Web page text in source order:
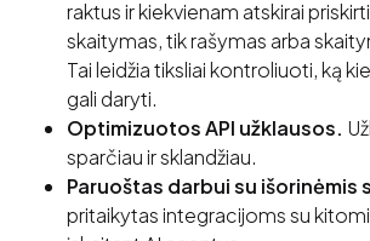
raktus ir kiekvienam atskirai
skaitymas, tik rašymas arba
Tai leidžia tiksliai kontroliuoti, ką
gali daryti.
Optimizuotos API užklausos.
sparčiau ir sklandžiau.
Paruoštas darbui su išorinėmis
pritaikytas integracijoms su